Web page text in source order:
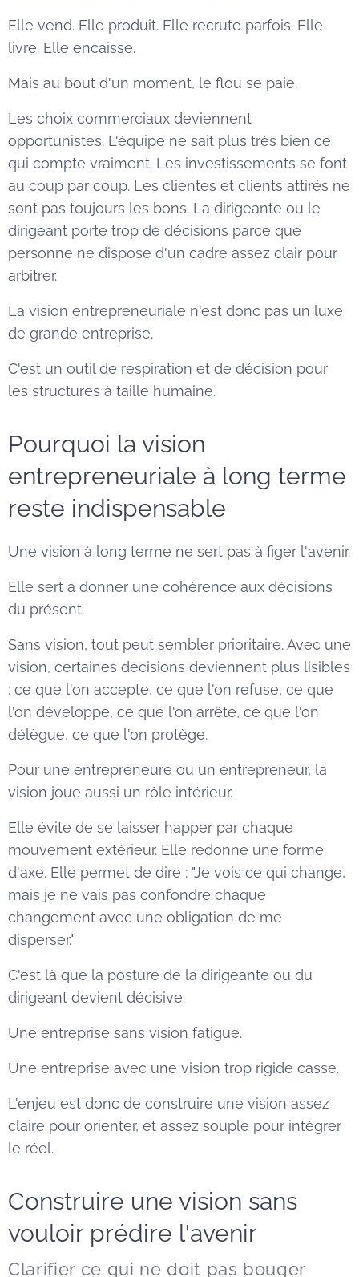
Elle vend. Elle produit. Elle recrute parfois. Elle
livre. Elle encaisse.
Mais au bout d'un moment, le flou se paie.
Les choix commerciaux deviennent
opportunistes. L'équipe ne sait plus très bien ce
qui compte vraiment. Les investissements se font
au coup par coup. Les clientes et clients attirés ne
sont pas toujours les bons. La dirigeante ou le
dirigeant porte trop de décisions parce que
personne ne dispose d'un cadre assez clair pour
arbitrer.
La vision entrepreneuriale n'est donc pas un luxe
de grande entreprise.
C'est un outil de respiration et de décision pour
les structures à taille humaine.
Pourquoi la vision
entrepreneuriale à long terme
reste indispensable
Une vision à long terme ne sert pas à figer l'avenir.
Elle sert à donner une cohérence aux décisions
du présent.
Sans vision, tout peut sembler prioritaire. Avec une
vision, certaines décisions deviennent plus lisibles
: ce que l'on accepte, ce que l'on refuse, ce que
l'on développe, ce que l'on arrête, ce que l'on
délègue, ce que l'on protège.
Pour une entrepreneure ou un entrepreneur, la
vision joue aussi un rôle intérieur.
Elle évite de se laisser happer par chaque
mouvement extérieur. Elle redonne une forme
d'axe. Elle permet de dire : "Je vois ce qui change,
mais je ne vais pas confondre chaque
changement avec une obligation de me
disperser."
C'est là que la posture de la dirigeante ou du
dirigeant devient décisive.
Une entreprise sans vision fatigue.
Une entreprise avec une vision trop rigide casse.
L'enjeu est donc de construire une vision assez
claire pour orienter, et assez souple pour intégrer
le réel.
Construire une vision sans
vouloir prédire l'avenir
Clarifier ce qui ne doit pas bouger